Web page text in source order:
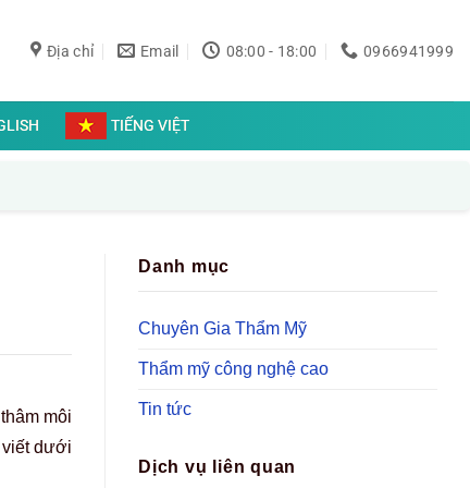
Địa chỉ Email 08:00 - 18:00 0966941999
TIẾNG VIỆT
môi
viết dưới
Danh mục
Chuyên Gia Thẩm Mỹ
Thẩm mỹ công nghệ cao
Tin tức
Dịch vụ liên quan